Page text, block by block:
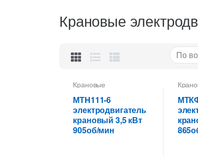
Крановые
Крановые
МТH111-6
электродвигатель
крановый 3,5 кВт
905об/мин